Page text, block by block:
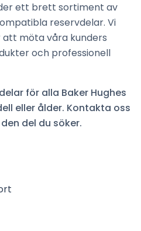
ett brett sortiment av
reservdelar. Vi
möta våra kunders
och professionell
för alla Baker Hughes
eller ålder. Kontakta oss
del du söker.